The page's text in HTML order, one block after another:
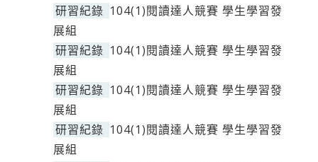
研習紀錄 104(1)閱讀達人競賽 學生學習發
展組
研習紀錄 104(1)閱讀達人競賽 學生學習發
展組
研習紀錄 104(1)閱讀達人競賽 學生學習發
展組
研習紀錄 104(1)閱讀達人競賽 學生學習發
展組